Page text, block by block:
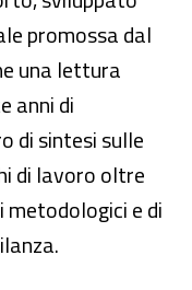
promossa dal
una lettura
anni di
di sintesi sulle
di lavoro oltre
e di